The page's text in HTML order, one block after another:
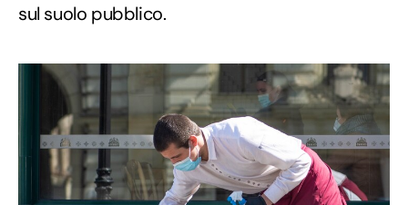
sul suolo pubblico.